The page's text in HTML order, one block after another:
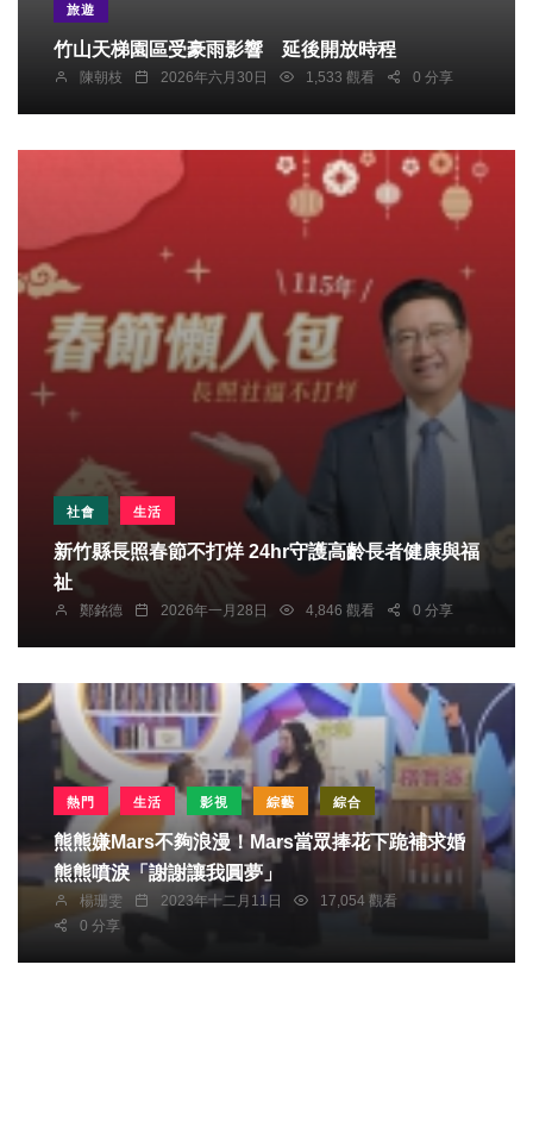
旅遊
竹山天梯園區受豪雨影響 延後開放時程
陳朝枝 2026年六月30日 1,533 觀看 0 分享
社會 生活
新竹縣長照春節不打烊 24hr守護高齡長者健康與福
祉
鄭銘德 2026年一月28日 4,846 觀看 0 分享
熱門 生活 影視 綜藝 綜合
熊熊嫌Mars不夠浪漫！Mars當眾捧花下跪補求婚
熊熊噴淚「謝謝讓我圓夢」
楊珊雯 2023年十二月11日
17,054 觀看
0 分享